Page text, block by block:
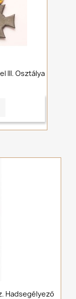
III. Osztálya
Hadsegélyező